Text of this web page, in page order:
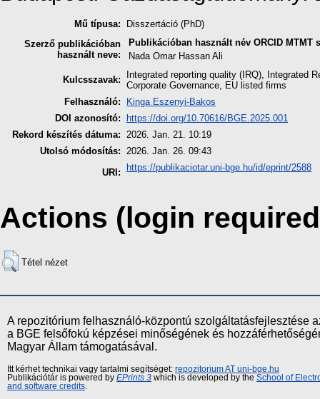
Mű típusa:
Disszertáció (PhD)
Szerző publikációban
használt neve:
Publikációban használt név ORCID MTMT
Nada Omar Hassan Ali
Kulcsszavak:
Integrated reporting quality (IRQ), Integrated
Corporate Governance, EU listed firms
Felhasználó:
Kinga Eszenyi-Bakos
DOI azonosító:
https://doi.org/10.70616/BGE.2025.001
Rekord készítés dátuma: 2026. Jan. 21. 10:19
Utolsó módosítás: 2026. Jan. 26. 09:43
URI:
https://publikaciotar.uni-bge.hu/id/eprint/2588
Actions (login
Tétel nézet
A repozitórium felhasználó-központú szolgáltatásfejlesztése
a BGE felsőfokú képzései minőségének és
Magyar Állam támogatásával.
Itt kérhet technikai vagy tartalmi segítséget: repozitorium AT uni-bge.hu
Publikációtár is powered by EPrints 3 which is developed by the School of
and software credits